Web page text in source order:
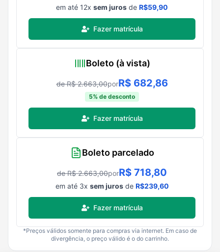
em até 12x sem juros de R$59,90
Fazer matrícula
Boleto (à vista)
de R$2.663,00porR$ 682,86
5% de desconto
Fazer matrícula
Boleto parcelado
de R$2.663,00porR$ 718,80
em até 3x sem jurosde R$239,60
Fazer matrícula
*Preços válidos somente para compras via internet. Em caso de
divergência, o preço válido é o do carrinho.